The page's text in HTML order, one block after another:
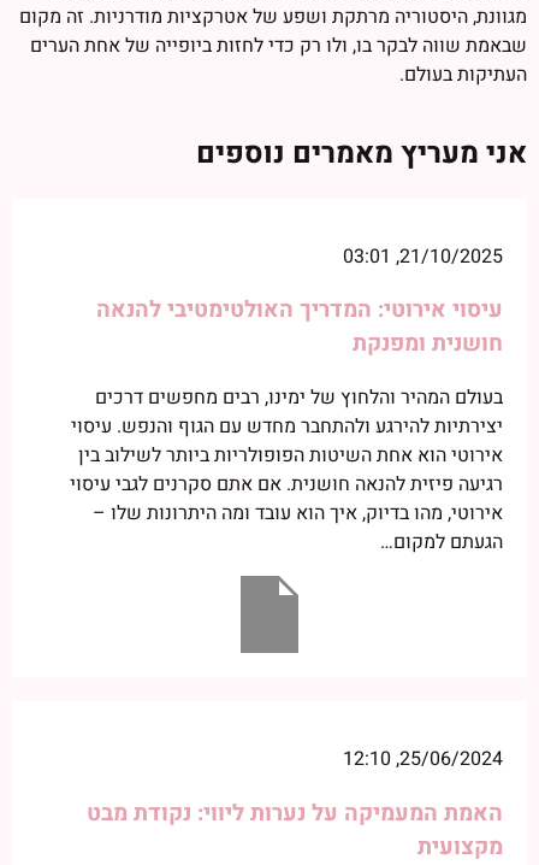
מגוונת, היסטוריה מרתקת ושפע של אטרקציות מודרניות. זה מקום
שבאמת שווה לבקר בו, ולו רק כדי לחזות ביופייה של אחת הערים
העתיקות בעולם.
אני מעריץ מאמרים נוספים
21/10/2025, 03:01
עיסוי אירוטי: המדריך האולטימטיבי להנאה
חושנית ומפנקת
בעולם המהיר והלחוץ של ימינו, רבים מחפשים דרכים
יצירתיות להירגע ולהתחבר מחדש עם הגוף והנפש. עיסוי
אירוטי הוא אחת השיטות הפופולריות ביותר לשילוב בין
רגיעה פיזית להנאה חושנית. אם אתם סקרנים לגבי עיסוי
אירוטי, מהו בדיוק, איך הוא עובד ומה היתרונות שלו –
הגעתם למקום…
25/06/2024, 12:10
האמת המעמיקה על נערות ליווי: נקודת מבט
מקצועית